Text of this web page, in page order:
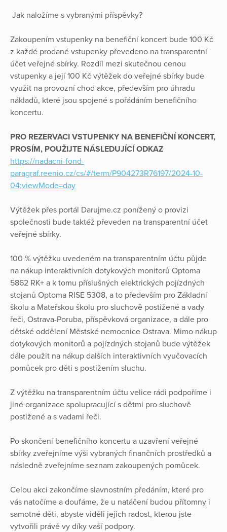
Jak naložíme s vybranými příspěvky?
Zakoupením vstupenky na benefiční koncert bude 100 Kč
z každé prodané vstupenky převedeno na transparentní
účet veřejné sbírky. Rozdíl mezi skutečnou cenou
vstupenky a její 100 Kč výtěžek do veřejné sbírky bude
využit na provozní chod akce, především pro úhradu
nákladů, které jsou spojené s pořádáním benefičního
koncertu.
PRO REZERVACI VSTUPENKY NA BENEFIČNÍ KONCERT,
PROSÍM, POUŽIJTE NÁSLEDUJÍCÍ ODKAZ
https://nadacni-fond-
paragraf.reenio.cz/cs/#/term/P904273R76197/2024-10-
04;viewMode=day
Výtěžek přes portál Darujme.cz ponížený o provizi
společnosti bude taktéž převeden na transparentní účet
veřejné sbírky.
100 % výtěžku uvedeném na transparentním účtu půjde
na nákup interaktivních dotykových monitorů Optoma
5862 RK+ a k tomu příslušných elektrických pojízdných
stojanů Optoma RISE 5308, a to především pro Základní
školu a Mateřskou školu pro sluchově postižené a vady
řeči, Ostrava-Poruba, příspěvková organizace, a dále pro
dětské oddělení Městské nemocnice Ostrava. Mimo nákup
dotykových monitorů a pojízdných stojanů bude výtěžek
dále použit na nákup dalších interaktivních vyučovacích
pomůcek pro děti s postižením sluchu.
Z výtěžku na transparentním účtu velice rádi podpoříme i
jiné organizace spolupracující s dětmi pro sluchově
postižené a s vadami řeči.
Po skončení benefičního koncertu a uzavření veřejné
sbírky zveřejníme výši vybraných finančních prostředků a
následně zveřejníme seznam zakoupených pomůcek.
Celou akci zakončíme slavnostním předáním, které pro
vás natočíme a doufáme, že u natáčení budou přítomny i
samotné děti, abyste viděli jejich radost, kterou jste
vytvořili právě vy díky vaší podpory.